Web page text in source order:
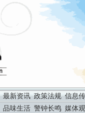
最新资讯 政策法规 信息
品味生活 警钟长鸣 媒体